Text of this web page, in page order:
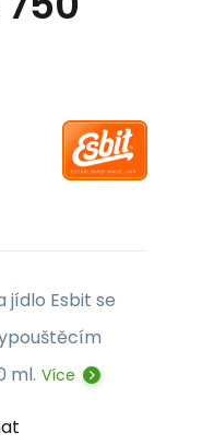
jídlo Esbit se
ml. Více